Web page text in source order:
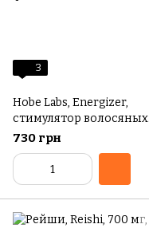
3
Hobe Labs, Energizer,
стимулятор волосяных
фолликулов, 237 мл (8
жидк. унций)
730 грн